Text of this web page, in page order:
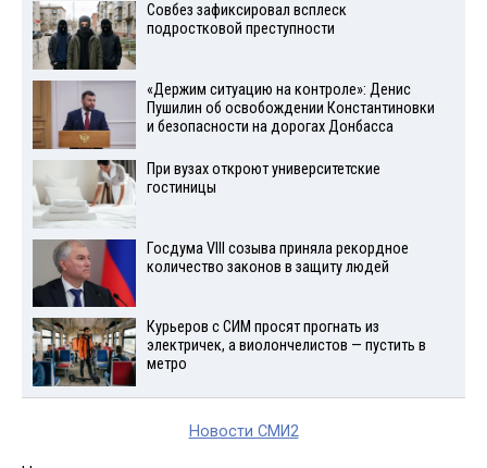
Совбез зафиксировал всплеск
подростковой преступности
«Держим ситуацию на контроле»: Денис
Пушилин об освобождении Константиновки
и безопасности на дорогах Донбасса
При вузах откроют университетские
гостиницы
Госдума VIII созыва приняла рекордное
количество законов в защиту людей
Курьеров с СИМ просят прогнать из
электричек, а виолончелистов — пустить в
метро
Новости СМИ2